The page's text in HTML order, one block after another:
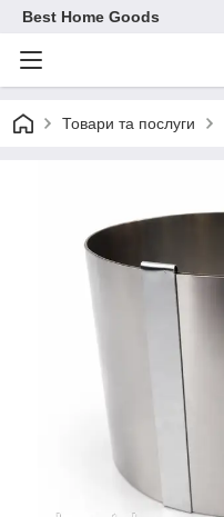
Best Home Goods
Товари та послуги